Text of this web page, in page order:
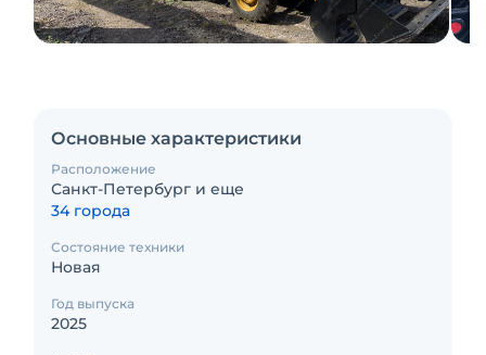
Основные характеристики
Расположение
Санкт-Петербург и еще
34 города
Состояние техники
Новая
Год выпуска
2025